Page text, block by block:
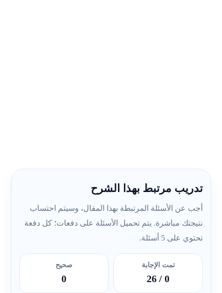
تدريب مرتبط بهذا الشرح
أجب عن الأسئلة المرتبطة بهذا المقال، وسيتم احتساب
نتيجتك مباشرة. يتم تحميل الأسئلة على دفعات؛ كل دفعة
تحتوي على 5 أسئلة.
تمت الإجابة
0
/ 26
صحيح
0